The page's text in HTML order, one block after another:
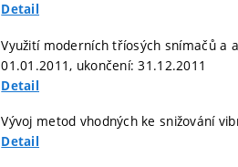
Detail
Využití moderních tříosých snímačů a
01.01.2011, ukončení: 31.12.2011
Detail
Vývoj metod vhodných ke snižování
Detail